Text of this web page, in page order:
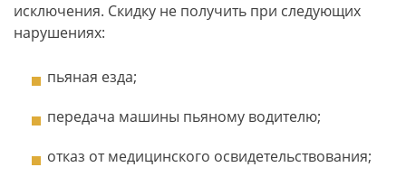
исключения. Скидку не получить при следующих
нарушениях:
пьяная езда;
передача машины пьяному водителю;
отказ от медицинского освидетельствования;